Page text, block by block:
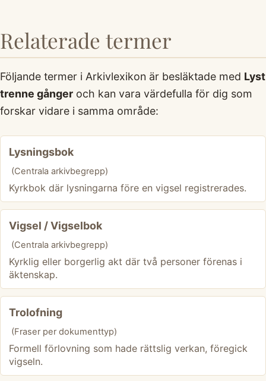
Relaterade termer
Följande termer i Arkivlexikon är besläktade med Lyst
trenne gånger och kan vara värdefulla för dig som
forskar vidare i samma område:
Lysningsbok
(Centrala arkivbegrepp)
Kyrkbok där lysningarna före en vigsel registrerades.
Vigsel / Vigselbok
(Centrala arkivbegrepp)
Kyrklig eller borgerlig akt där två personer förenas i
äktenskap.
Trolofning
(Fraser per dokumenttyp)
Formell förlovning som hade rättslig verkan, föregick
vigseln.